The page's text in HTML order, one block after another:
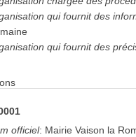
qui fournit des
qui fournit des
officiel: Mairie Vaison la